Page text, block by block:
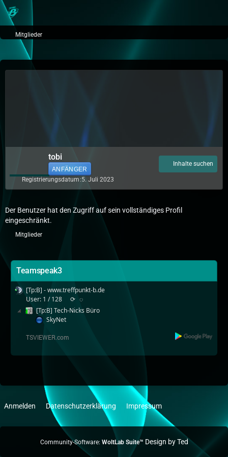
Mitglieder
tobi
ANFÄNGER
Inhalte suchen
Registrierungsdatum 5. Juli 2023
Der Benutzer hat den Zugriff auf sein vollständiges Profil
eingeschränkt.
Mitglieder
Teamspeak3
[Tp:B] - www.treffpunkt-b.de
User: 1 / 128
⟳ ◌
[Tp:B] Tech-Nicks Büro
SkyNet
Anmelden Datenschutzerklärung Impressum
Community-Software: WoltLab Suite™